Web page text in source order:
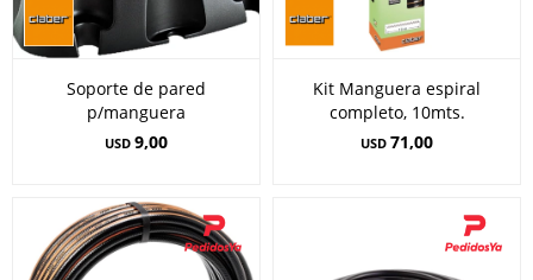
Soporte de pared
p/manguera
USD 9,00
Kit Manguera espiral
completo, 10mts.
USD 71,00